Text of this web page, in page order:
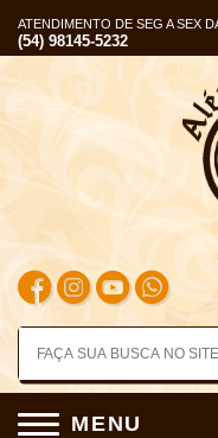
ATENDIMENTO DE SEG A SEX
(54) 98145-5232
MENU